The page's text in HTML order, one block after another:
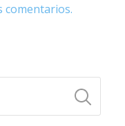
comentarios.